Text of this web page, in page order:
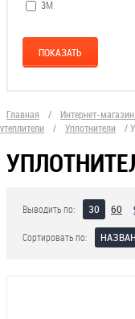
3М
Главная / Интернет-
утеплители
/ Уплотнители /
Выводить по: 30 60
Сортировать по: